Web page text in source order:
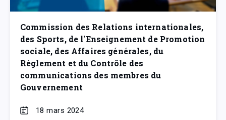
Commission des Relations internationales,
des Sports, de l'Enseignement de Promotion
sociale, des Affaires générales, du
Règlement et du Contrôle des
communications des membres du
Gouvernement
18 mars 2024